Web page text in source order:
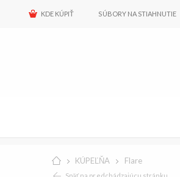
KDE KÚPIŤ SÚBORY NA STIAHNUTIE
KÚPEĽŇA Flare